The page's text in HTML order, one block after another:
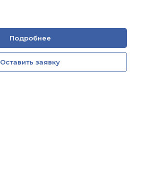
Подробнее
Оставить заявку